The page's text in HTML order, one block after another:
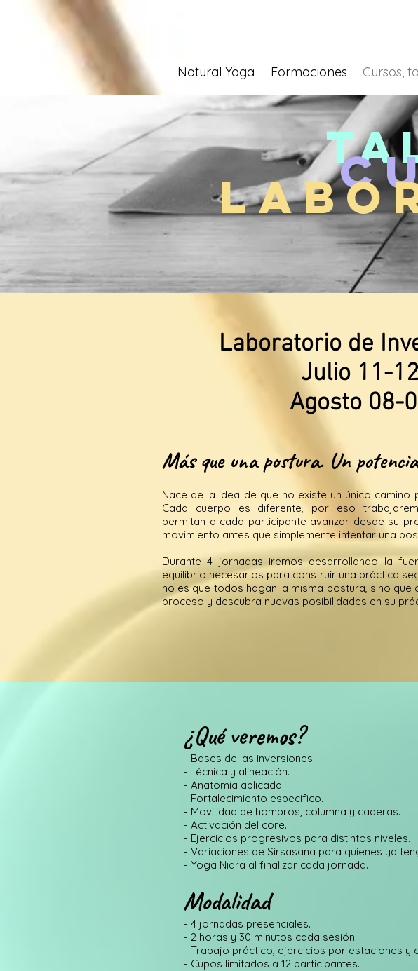
Natural Yoga Formaciones Cursos,
Laboratorio de
Julio 11-12
Agosto 08-
Más que una postura. Un
Nace de la idea de que no existe un único camino
Cada cuerpo es diferente, por eso
permitan a cada participante avanzar desde su
movimiento antes que simplemente intentar una
Durante 4 jornadas iremos desarrollando la
equilibrio necesarios para construir una práctica
no es que todos hagan la misma postura, sino
proceso y descubra nuevas posibilidades en su
¿Qué veremos?
- Bases de las inversiones.
- Técnica y alineación.
- Anatomía aplicada.
- Fortalecimiento específico.
- Movilidad de hombros, columna y caderas.
- Activación del core.
- Ejercicios progresivos para distintos niveles.
- Variaciones de Sirsasana para quienes ya
- Yoga Nidra al finalizar cada jornada.
Modalidad
- 4 jornadas presenciales.
- 2 horas y 30 minutos cada sesión.
- Trabajo práctico, ejercicios por estaciones y
- Cupos limitados a 12 participantes.